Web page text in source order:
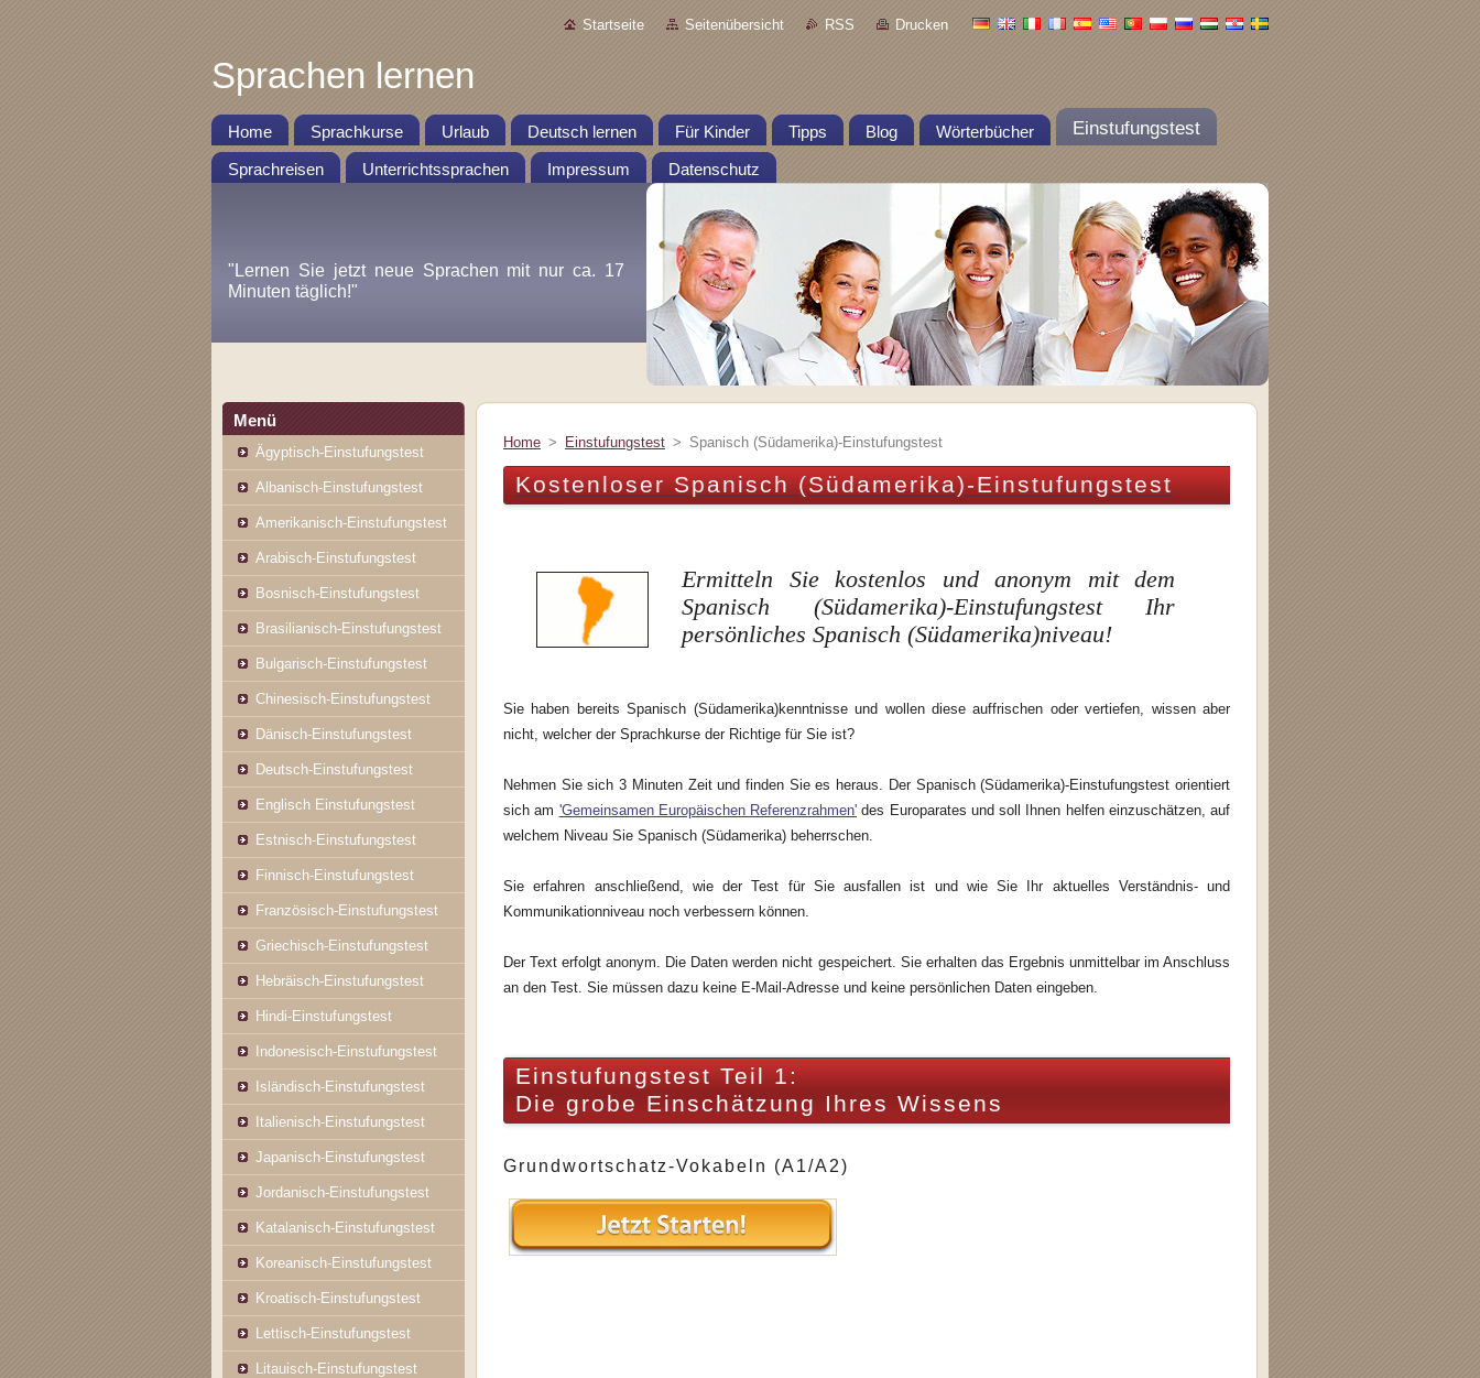
Startseite Seitenübersicht RSS Drucken
Sprachen lernen
Home Sprachkurse Urlaub Deutsch lernen Für Kinder Tipps Blog Wörterbücher Einstufungstest
Sprachreisen Unterrichtssprachen Impressum Datenschutz
"Lernen Sie jetzt neue Sprachen mit nur ca. 17
Minuten täglich!"
Menü
Ägyptisch-Einstufungstest
Albanisch-Einstufungstest
Amerikanisch-Einstufungstest
Arabisch-Einstufungstest
Bosnisch-Einstufungstest
Brasilianisch-Einstufungstest
Bulgarisch-Einstufungstest
Chinesisch-Einstufungstest
Dänisch-Einstufungstest
Deutsch-Einstufungstest
Englisch Einstufungstest
Estnisch-Einstufungstest
Finnisch-Einstufungstest
Französisch-Einstufungstest
Griechisch-Einstufungstest
Hebräisch-Einstufungstest
Hindi-Einstufungstest
Indonesisch-Einstufungstest
Isländisch-Einstufungstest
Italienisch-Einstufungstest
Japanisch-Einstufungstest
Jordanisch-Einstufungstest
Katalanisch-Einstufungstest
Koreanisch-Einstufungstest
Kroatisch-Einstufungstest
Lettisch-Einstufungstest
Litauisch-Einstufungstest
Home > Einstufungstest > Spanisch (Südamerika)-Einstufungstest
Kostenloser Spanisch (Südamerika)-Einstufungstest
Ermitteln Sie kostenlos und anonym mit dem
Spanisch (Südamerika)-Einstufungstest Ihr
persönliches Spanisch (Südamerika)niveau!
Sie haben bereits Spanisch (Südamerika)kenntnisse und wollen diese auffrischen oder vertiefen, wissen aber
nicht, welcher der Sprachkurse der Richtige für Sie ist?
Nehmen Sie sich 3 Minuten Zeit und finden Sie es heraus. Der Spanisch (Südamerika)-Einstufungstest orientiert
sich am 'Gemeinsamen Europäischen Referenzrahmen' des Europarates und soll Ihnen helfen einzuschätzen, auf
welchem Niveau Sie Spanisch (Südamerika) beherrschen.
Sie erfahren anschließend, wie der Test für Sie ausfallen ist und wie Sie Ihr aktuelles Verständnis- und
Kommunikationniveau noch verbessern können.
Der Text erfolgt anonym. Die Daten werden nicht gespeichert. Sie erhalten das Ergebnis unmittelbar im Anschluss
an den Test. Sie müssen dazu keine E-Mail-Adresse und keine persönlichen Daten eingeben.
Einstufungstest Teil 1:
Die grobe Einschätzung Ihres Wissens
Grundwortschatz-Vokabeln (A1/A2)